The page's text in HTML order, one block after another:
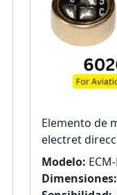
Elemento de
electret
mm
Modelo:
Dimensiones: